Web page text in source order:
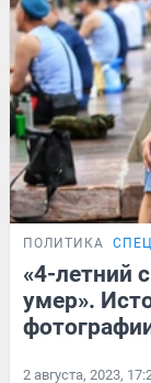
ПОЛИТИКА
«4-летний
умер».
2 августа, 2023,